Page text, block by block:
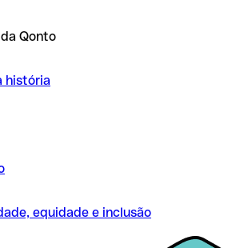
Qonto
história
equidade e inclusão